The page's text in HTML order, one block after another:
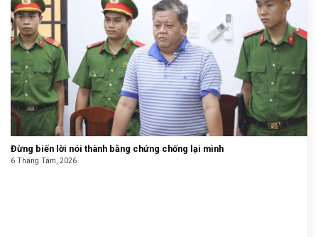
Đừng biến lời nói thành bằng chứng chống lại mình
6 Tháng Tám, 2026